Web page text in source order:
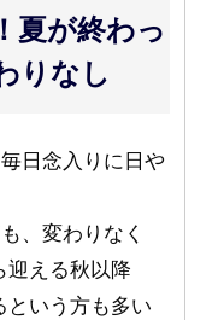
夏が終わっ
りなし
日念入りに日や
、変わりなく
迎える秋以降
という方も多い